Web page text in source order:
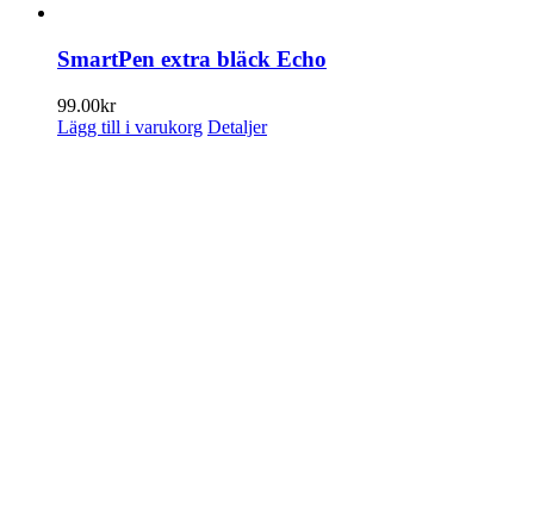
SmartPen extra bläck Echo
99.00kr
Lägg till i varukorg Detaljer